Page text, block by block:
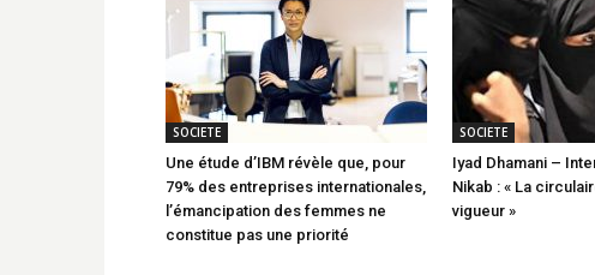
SOCIETE
Une étude d’IBM révèle que, pour
79% des entreprises internationales,
l’émancipation des femmes ne
constitue pas une priorité
SOCIETE
Iyad Dhamani –
Nikab : « La
vigueur »